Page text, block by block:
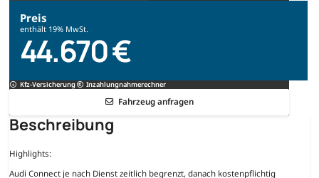
Preis
enthält 19% MwSt.
44.670 €
Kfz-Versicherung Inzahlungnahmerechner
Fahrzeug anfragen
Beschreibung
Highlights:
Audi Connect je nach Dienst zeitlich begrenzt, danach kostenpflichtig